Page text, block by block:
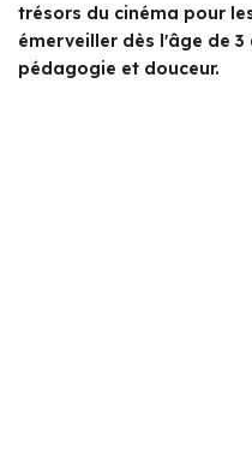
trésors du cinéma pour
émerveiller dès l'âge de
pédagogie et douceur.